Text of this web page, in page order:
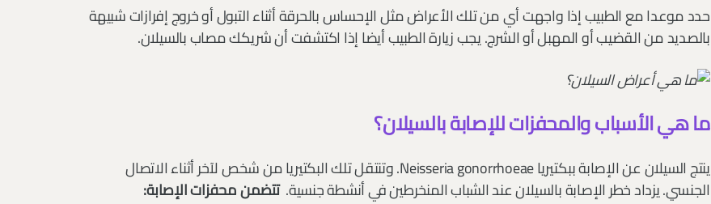
حدد موعدا مع الطبيب إذا واجهت أي من تلك الأعراض مثل الإحساس بالحرقة أثناء التبول أو خروج إفرازات شبيهة
بالصديد من القضيب أو المهبل أو الشرج. يجب زيارة الطبيب أيضا إذا اكتشفت أن شريكك مصاب بالسيلان.
ما هي الأسباب والمحفزات للإصابة بالسيلان؟
ينتج السيلان عن الإصابة ببكتيريا Neisseria gonorrhoeae. وتنتقل تلك البكتيريا من شخص لآخر أثناء الاتصال
الجنسي. يزداد خطر الإصابة بالسيلان عند الشباب المنخرطين في أنشطة جنسية. تتضمن محفزات الإصابة: